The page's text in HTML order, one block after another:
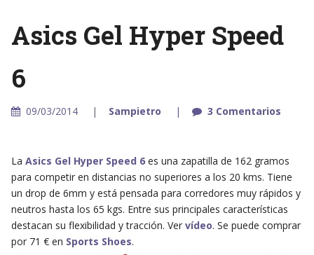
Asics Gel Hyper Speed
6
09/03/2014 Sampietro 3 Comentarios
La Asics Gel Hyper Speed 6es una zapatilla de 162 gramos
para competir en distancias no superiores a los 20 kms. Tiene
un drop de 6mm y está pensada para corredores muy rápidos y
neutros hasta los 65 kgs. Entre sus principales características
destacan su flexibilidad y tracción. Ver vídeo. Se puede comprar
por 71 € en Sports Shoes.